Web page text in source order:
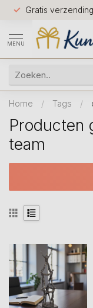
Gratis
MENU
Home / Tags /
Producten
team